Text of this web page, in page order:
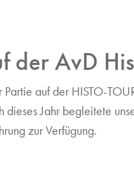
der AvD
auf der HISTO-
Jahr begleitete
zur Verfügung.